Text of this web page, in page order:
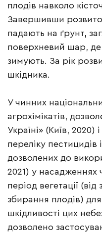
плодів навколо
Завершивши
падають на ґрунт,
поверхневий шар, де
зимують. За рік
шкідника.
У чинних
агрохімікатів,
Україні» (Київ, 2020)
переліку пестицидів
дозволених до
2021) у насадженнях
період вегетації (від
збирання плодів)
шкідливості цих
дозволено